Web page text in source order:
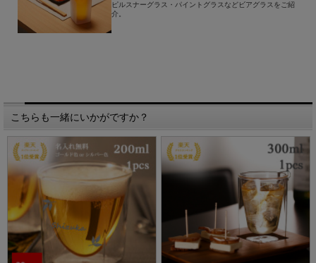
ピルスナーグラス・パイントグラスなどビアグラスをご紹
介。
こちらも一緒にいかがですか？